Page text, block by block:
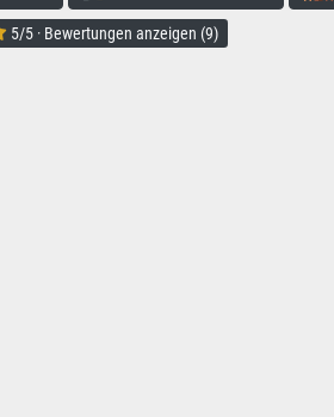
5/5 · Bewertungen anzeigen (9)